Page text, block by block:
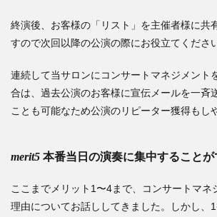
終演後、お客様の「リスト」を主催者様に共
すので次回以降の公演の際にお役立てください
連続して当サロンにコンサートマネジメント
合は、過去公演のお客様に宣伝メールを一斉
ことも可能なため公演のリピーター獲得もし
merit5 本番当日の演奏に集中することが
ここまでメリット1〜4まで、コンサートマネ
理由についてお話ししてきました。しかし、